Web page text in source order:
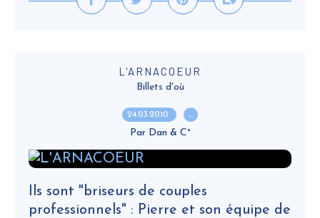
L'ARNACOEUR
Billets d'où
24.03.2010 …
Par Dan & C°
Ils sont "briseurs de couples
professionnels" : Pierre et son équipe de